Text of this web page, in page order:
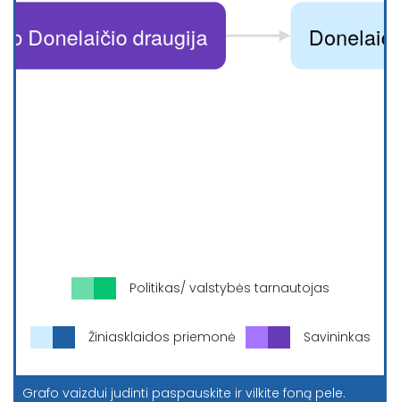
Politikas/ valstybės tarnautojas
Žiniasklaidos priemonė Savininkas
Grafo vaizdui judinti paspauskite ir vilkite foną pele.